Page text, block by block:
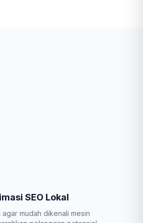
SEO Lokal
mudah dikenali mesin